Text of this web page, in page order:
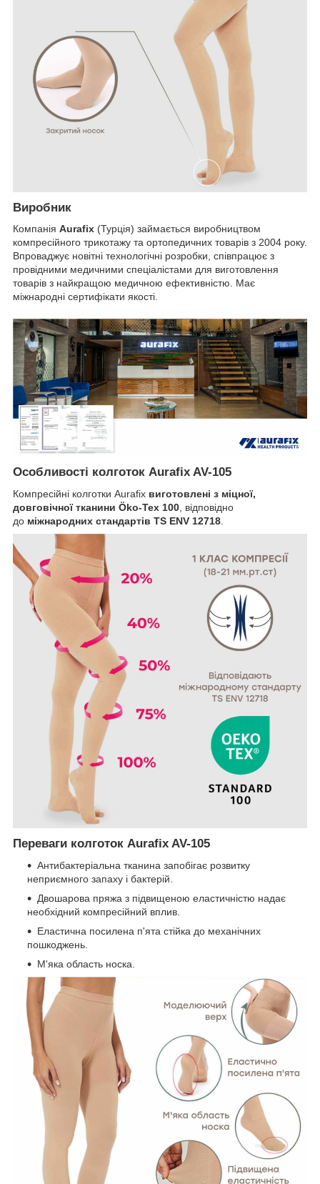
Виробник
Компанія Aurafix (Турція) займається виробництвом
компресійного трикотажу та ортопедичних товарів з 2004 року.
Впроваджує новітні технологічні розробки, співпрацює з
провідними медичними спеціалістами для виготовлення
товарів з найкращою медичною ефективністю. Має
міжнародні сертифікати якості.
Особливості колготок Aurafix AV-105
Компресійні колготки Aurafix виготовлені з міцної,
довговічної тканини Öko-Tex 100 , відповідно
до міжнародних стандартів TS ENV 12718
Переваги колготок Aurafix AV-105
Антибактеріальна тканина запобігає розвитку
неприємного запаху і бактерій.
Двошарова пряжа з підвищеною еластичністю надає
необхідний компресійний вплив.
Еластична посилена п'ята стійка до механічних
пошкоджень.
М'яка область носка.